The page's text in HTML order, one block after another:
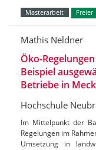
Masterarbeit Freier
Mathis Neldner
Öko-
Beispiel
Betriebe in
Hochschule
Im Mittelpunkt der
Regelungen im
Umsetzung in